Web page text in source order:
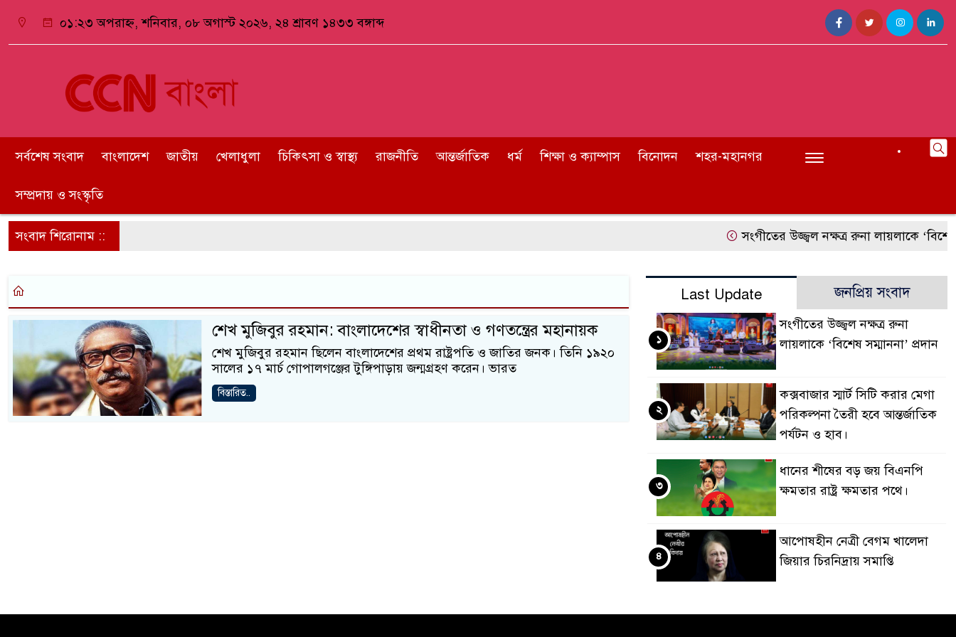
০১:২৩ অপরাহ্ন, শনিবার, ০৮ অগাস্ট ২০২৬, ২৪ শ্রাবণ ১৪৩৩ বঙ্গাব্দ
সর্বশেষ সংবাদ বাংলাদেশ জাতীয় খেলাধুলা চিকিৎসা ও স্বাস্থ্য রাজনীতি আন্তর্জাতিক ধর্ম শিক্ষা ও ক্যাম্পাস বিনোদন শহর-মহানগর
সম্প্রদায় ও সংস্কৃতি
সংবাদ শিরোনাম :: সংগীতের উজ্জ্বল নক্ষত্র রুনা লায়লাকে ‘বিশেষ
শেখ মুজিবুর রহমান: বাংলাদেশের স্বাধীনতা ও গণতন্ত্রের মহানায়ক
শেখ মুজিবুর রহমান ছিলেন বাংলাদেশের প্রথম রাষ্ট্রপতি ও জাতির জনক। তিনি ১৯২০
সালের ১৭ মার্চ গোপালগঞ্জের টুঙ্গিপাড়ায় জন্মগ্রহণ করেন। ভারত
বিস্তারিত..
Last Update জনপ্রিয় সংবাদ
সংগীতের উজ্জ্বল নক্ষত্র রুনা
লায়লাকে ‘বিশেষ সম্মাননা’ প্রদান
১
কক্সবাজার স্মার্ট সিটি করার মেগা
পরিকল্পনা তৈরী হবে আন্তর্জাতিক
পর্যটন ও হাব।
২
ধানের শীষের বড় জয় বিএনপি
ক্ষমতার রাষ্ট্র ক্ষমতার পথে।
৩
আপোষহীন নেত্রী বেগম খালেদা
জিয়ার চিরনিদ্রায় সমাপ্তি
৪
জাপান-বাংলাদেশ সহযোগিতা